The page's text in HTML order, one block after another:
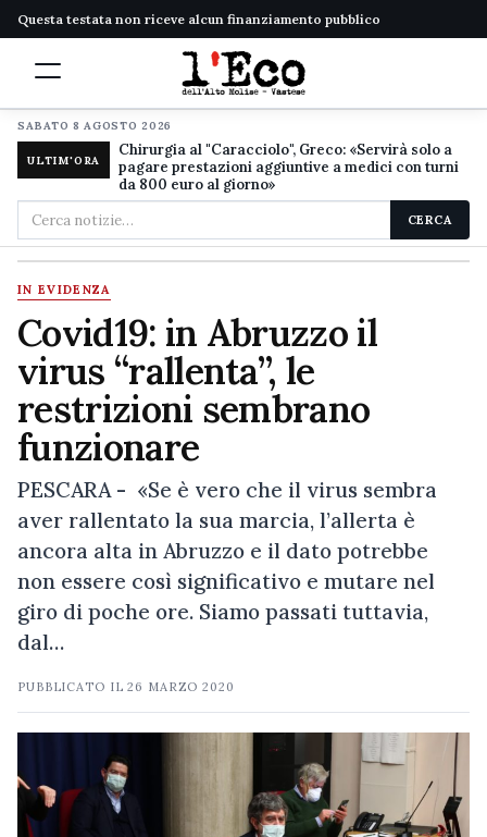
Questa testata non riceve alcun finanziamento pubblico
SABATO 8 AGOSTO 2026
ULTIM'ORA
Chirurgia al "Caracciolo", Greco: «Servirà solo a
pagare prestazioni aggiuntive a medici con turni
da 800 euro al giorno»
Cerca
nel
sito
CERCA
IN EVIDENZA
Covid19: in Abruzzo il
virus “rallenta”, le
restrizioni sembrano
funzionare
PESCARA - «Se è vero che il virus sembra
aver rallentato la sua marcia, l’allerta è
ancora alta in Abruzzo e il dato potrebbe
non essere così significativo e mutare nel
giro di poche ore. Siamo passati tuttavia,
dal…
PUBBLICATO IL26 MARZO 2020